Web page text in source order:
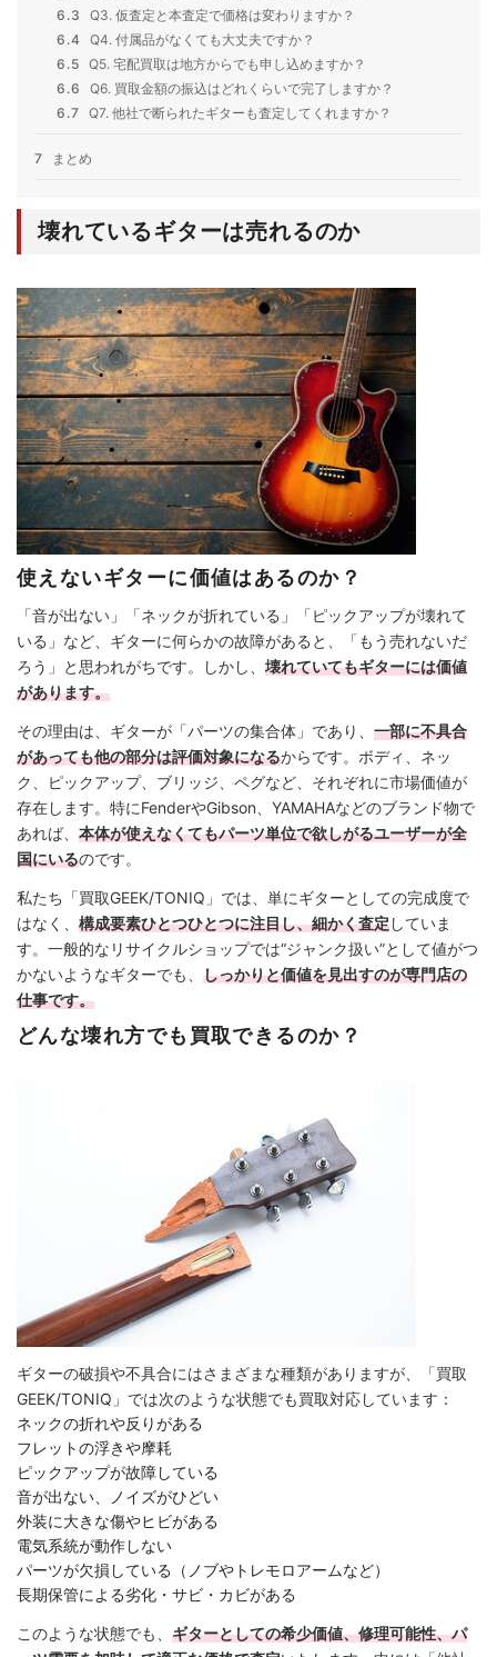
6.3
Q3. 仮査定と本査定で価格は変わりますか？
6.4
Q4. 付属品がなくても大丈夫ですか？
6.5 Q5. 宅配買取は地方からでも申し込めますか？
6.6
Q6. 買取金額の振込はどれくらいで完了しますか？
6.7 Q7. 他社で断られたギターも査定してくれますか？
7 まとめ
壊れているギターは売れるのか
使えないギターに価値はあるのか？
「音が出ない」「ネックが折れている」「ピックアップが壊れて
いる」など、ギターに何らかの故障があると、「もう売れないだ
ろう」と思われがちです。しかし、 壊れていてもギターには価値
があります。
その理由は、ギターが「パーツの集合体」であり、 一部に不具合
があっても他の部分は評価対象になるからです。ボディ、ネッ
ク、ピックアップ、ブリッジ、ペグなど、それぞれに市場価値が
存在します。特にFenderやGibson、YAMAHAなどのブランド物で
あれば、 本体が使えなくてもパーツ単位で欲しがるユーザーが全
国にいるのです。
私たち「買取GEEK/TONIQ」では、単にギターとしての完成度で
はなく、 構成要素ひとつひとつに注目し、細かく査定していま
す。一般的なリサイクルショップでは“ジャンク扱い”として値がつ
かないようなギターでも、 しっかりと価値を見出すのが専門店の
仕事です。
どんな壊れ方でも買取できるのか？
ギターの破損や不具合にはさまざまな種類がありますが、「買取
GEEK/TONIQ」では次のような状態でも買取対応しています：
ネックの折れや反りがある
フレットの浮きや摩耗
ピックアップが故障している
音が出ない、ノイズがひどい
外装に大きな傷やヒビがある
電気系統が動作しない
パーツが欠損している（ノブやトレモロアームなど）
長期保管による劣化・サビ・カビがある
このような状態でも、 ギターとしての希少価値、修理可能性、パ